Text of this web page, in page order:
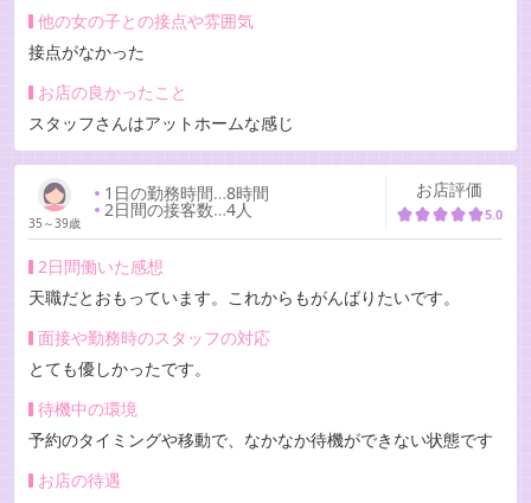
他の女の子との接点や雰囲気
接点がなかった
お店の良かったこと
スタッフさんはアットホームな感じ
35～39歳
1日の勤務時間…8時間
2日間の接客数…4人
お店評価
5.0
2日間働いた感想
天職だとおもっています。これからもがんばりたいです。
面接や勤務時のスタッフの対応
とても優しかったです。
待機中の環境
予約のタイミングや移動で、なかなか待機ができない状態です
お店の待遇